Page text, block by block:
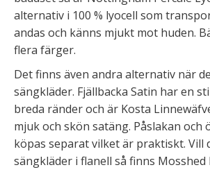
alternativ i 100 % lyocell som
andas och känns mjukt mot huden.
flera färger.
Det finns även andra alternativ när
sängkläder. Fjällbacka Satin har en
breda ränder och är Kosta
mjuk och skön satäng. Påslakan och
köpas separat vilket är praktiskt. Vill
sängkläder i flanell så finns Mosshed